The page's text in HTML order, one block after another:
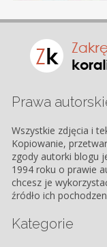
Prawa
Wszystkie zdjęcia i
Kopiowanie,
zgody autorki blogu
1994 roku o prawie
chcesz je
źródło ich
Kategorie